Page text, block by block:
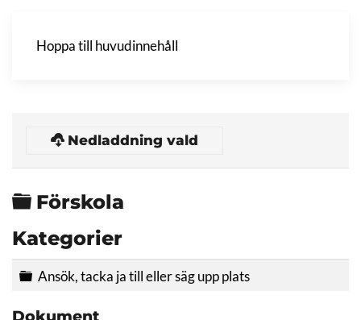
Hoppa till huvudinnehåll
Nedladdning vald
Mapp
Förskola
Kategorier
Mapp
Ansök, tacka ja till eller säg upp plats
Dokument